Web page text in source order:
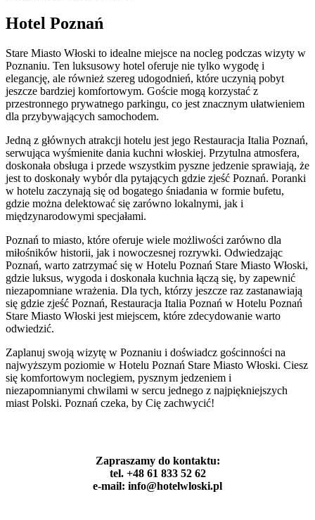
Hotel Poznań
Stare Miasto Włoski to idealne miejsce na nocleg podczas wizyty w
Poznaniu. Ten luksusowy hotel oferuje nie tylko wygodę i
elegancję, ale również szereg udogodnień, które uczynią pobyt
jeszcze bardziej komfortowym. Goście mogą korzystać z
przestronnego prywatnego parkingu, co jest znacznym ułatwieniem
dla przybywających samochodem.
Jedną z głównych atrakcji hotelu jest jego Restauracja Italia Poznań,
serwująca wyśmienite dania kuchni włoskiej. Przytulna atmosfera,
doskonała obsługa i przede wszystkim pyszne jedzenie sprawiają, że
jest to doskonały wybór dla pytających gdzie zjeść Poznań. Poranki
w hotelu zaczynają się od bogatego śniadania w formie bufetu,
gdzie można delektować się zarówno lokalnymi, jak i
międzynarodowymi specjałami.
Poznań to miasto, które oferuje wiele możliwości zarówno dla
miłośników historii, jak i nowoczesnej rozrywki. Odwiedzając
Poznań, warto zatrzymać się w Hotelu Poznań Stare Miasto Włoski,
gdzie luksus, wygoda i doskonała kuchnia łączą się, by zapewnić
niezapomniane wrażenia. Dla tych, którzy jeszcze raz zastanawiają
się gdzie zjeść Poznań, Restauracja Italia Poznań w Hotelu Poznań
Stare Miasto Włoski jest miejscem, które zdecydowanie warto
odwiedzić.
Zaplanuj swoją wizytę w Poznaniu i doświadcz gościnności na
najwyższym poziomie w Hotelu Poznań Stare Miasto Włoski. Ciesz
się komfortowym noclegiem, pysznym jedzeniem i
niezapomnianymi chwilami w sercu jednego z najpiękniejszych
miast Polski. Poznań czeka, by Cię zachwycić!
Zapraszamy do kontaktu:
tel. +48 61 833 52 62
e-mail: info@hotelwloski.pl